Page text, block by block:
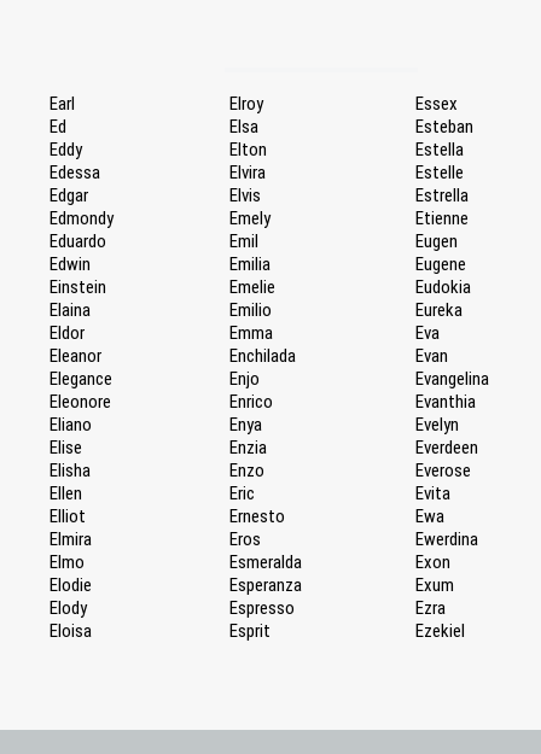
Earl
Ed
Eddy
Edessa
Edgar
Edmondy
Eduardo
Edwin
Einstein
Elaina
Eldor
Eleanor
Elegance
Eleonore
Eliano
Elise
Elisha
Ellen
Elliot
Elmira
Elmo
Elodie
Elody
Eloisa
Elroy
Elsa
Elton
Elvira
Elvis
Emely
Emil
Emilia
Emelie
Emilio
Emma
Enchilada
Enjo
Enrico
Enya
Enzia
Enzo
Eric
Ernesto
Eros
Esmeralda
Esperanza
Espresso
Esprit
Essex
Esteban
Estella
Estelle
Estrella
Etienne
Eugen
Eugene
Eudokia
Eureka
Eva
Evan
Evangelina
Evanthia
Evelyn
Everdeen
Everose
Evita
Ewa
Ewerdina
Exon
Exum
Ezra
Ezekiel